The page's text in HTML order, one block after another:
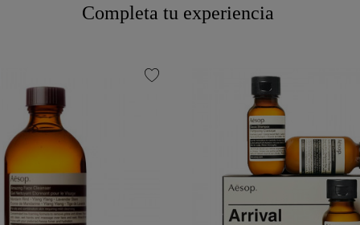
Completa tu experiencia